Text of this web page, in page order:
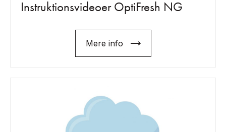
Instruktionsvideoer OptiFresh NG
Mere info